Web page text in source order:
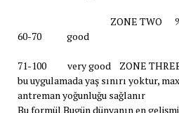
ZONE TWO
60-70 good
71-100 very good ZONE
bu uygulamada yaş sınırı yoktur,
antreman yoğunluğu sağlanır
Bu formül Bugün dünyanın en